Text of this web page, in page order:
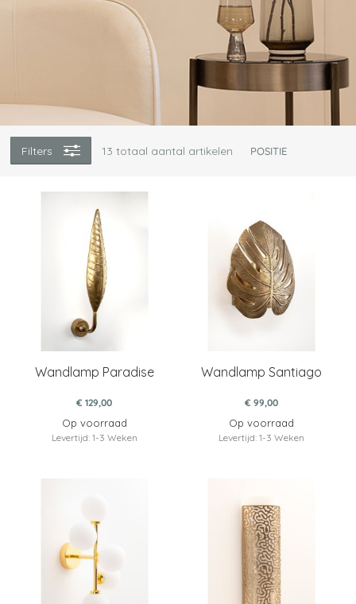
Filters 13 totaal aantal artikelen
Wandlamp Paradise
€ 129,00
Op voorraad
Levertijd: 1-3 Weken
Wandlamp Santiago
€ 99,00
Op voorraad
Levertijd: 1-3 Weken